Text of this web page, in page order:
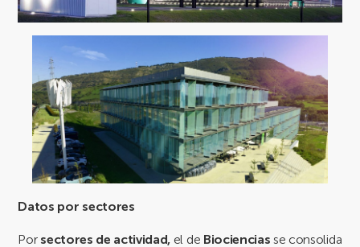
Datos por sectores
Por sectores de actividad, el de Biociencias se consolida